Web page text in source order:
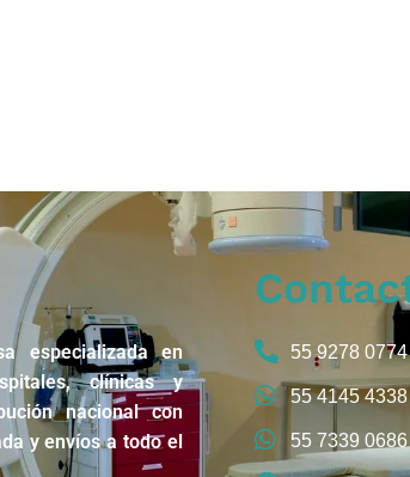
especializada en
clínicas y
nacional con
y envíos a todo el
55 9278 0774
55 4145 4338
55 7339 0686